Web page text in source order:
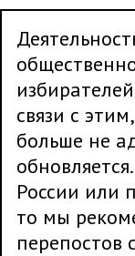
связи с
больше не
России или
то мы
перепостов